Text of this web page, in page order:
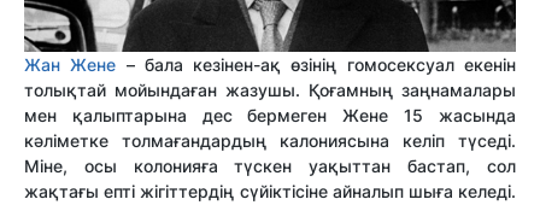
Жан Жене – бала кезінен-ақ өзінің гомосексуал екенін
толықтай мойындаған жазушы. Қоғамның заңнамалары
мен қалыптарына дес бермеген Жене 15 жасында
кәліметке толмағандардың калониясына келіп түседі.
Міне, осы колонияға түскен уақыттан бастап, сол
жақтағы епті жігіттердің сүйіктісіне айналып шыға келеді.